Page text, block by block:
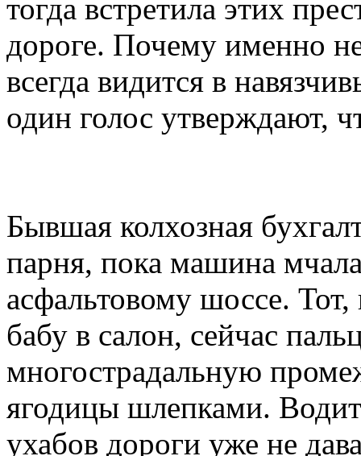
тогда встретила этих
дороге. Почему именно
всегда видится в
один голос утверждают,
Бывшая колхозная
парня, пока машина
асфальтовому шоссе.
бабу в салон, сейчас
многострадальную
ягодицы шлепками.
ухабов дороги уже не